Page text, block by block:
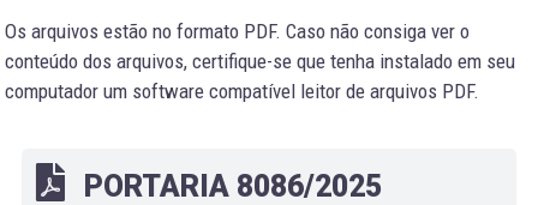
Os arquivos estão no formato PDF. Caso não consiga ver o
conteúdo dos arquivos, certifique-se que tenha instalado em seu
computador um software compatível leitor de arquivos PDF.
PORTARIA 8086/2025